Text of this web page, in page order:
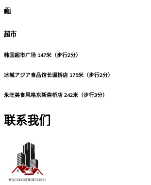
🛍️
超市
韩国超市广场 147米（步行2分）
冰城アジア食品馆长堀桥店 175米（步行2分）
永旺美食风格东新斋桥店 242米（步行3分）
联系我们